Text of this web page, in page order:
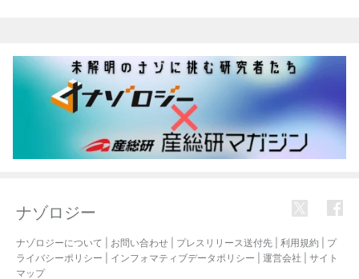
ナゾロジー
ナゾロジーについて お問い合わせ プレスリリース送付先 利用規約
プ
ライバシーポリシー
インフォマティブデータポリシー 運営会社
サイト
マップ